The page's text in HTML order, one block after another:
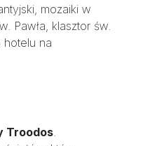
mozaiki w
Pawła, klasztor św.
hotelu na
Troodos.